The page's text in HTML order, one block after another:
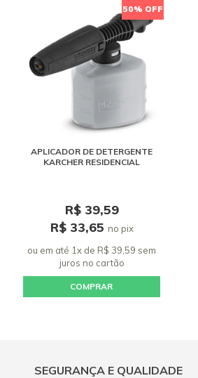
50% OFF
APLICADOR DE DETERGENTE
KARCHER RESIDENCIAL
R$ 39,59
R$ 33,65 no pix
ou em até 1x de R$ 39,59 sem
juros no cartão
COMPRAR
SEGURANÇA E QUALIDADE